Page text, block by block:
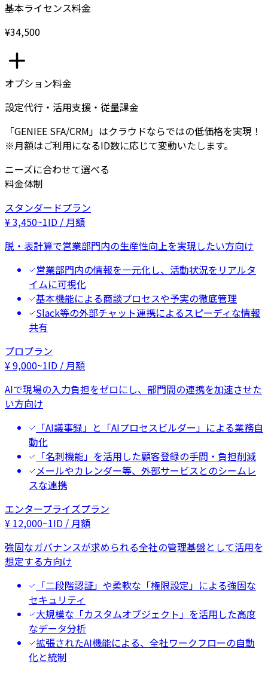
基本ライセンス料金
¥34,500
オプション料金
設定代行・活用支援・従量課金
「GENIEE SFA/CRM」はクラウドならではの低価格を実現！
※月額はご利用になるID数に応じて変動いたします。
ニーズに合わせて選べる
料金体制
スタンダードプラン
¥3,450~1ID / 月額
脱・表計算で営業部門内の生産性向上を実現したい方向け
営業部門内の情報を一元化し、活動状況をリアルタ
イムに可視化
基本機能による商談プロセスや予実の徹底管理
Slack等の外部チャット連携によるスピーディな情報
共有
プロプラン
¥9,000~1ID / 月額
AIで現場の入力負担をゼロにし、部門間の連携を加速させた
い方向け
「AI議事録」と「AIプロセスビルダー」による業務自
動化
「名刺機能」を活用した顧客登録の手間・負担削減
メールやカレンダー等、外部サービスとのシームレ
スな連携
エンタープライズプラン
¥ 12,000~1ID / 月額
強固なガバナンスが求められる全社の管理基盤として活用を
想定する方向け
「二段階認証」や柔軟な「権限設定」による強固な
セキュリティ
大規模な「カスタムオブジェクト」を活用した高度
なデータ分析
拡張されたAI機能による、全社ワークフローの自動
化と統制